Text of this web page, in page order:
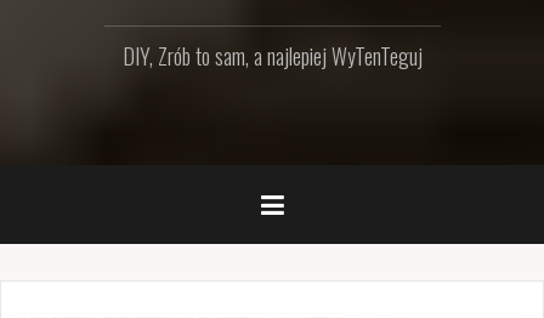
DIY, Zrób to sam, a najlepiej WyTenTeguj